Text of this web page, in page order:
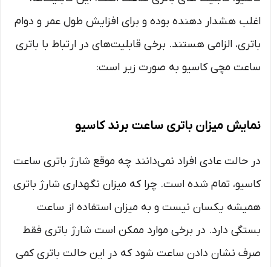
اغلب هشدار دهنده بوده و برای افزایش طول عمر و دوام
باتری، الزامی هستند. برخی قابلیت‌های در ارتباط با باتری
ساعت مچی کاسیو به صورت زیر است:
نمایش میزان باتری ساعت برند کاسیو
در حالت عادی افراد نمی‌دانند چه موقع شارژ باتری ساعت
کاسیو، تمام شده است‌. چرا که میزان نگهداری شارژ باتری
همیشه یکسان نیست و به میزان استفاده از ساعت
بستگی دارد. در برخی موارد ممکن است شارژ باتری فقط
صرف نشان دادن ساعت شود که در این حالت باتری کمی